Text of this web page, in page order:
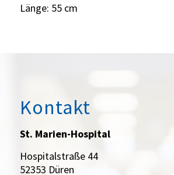
Länge: 55 cm
Kontakt
St. Marien-Hospital
Hospitalstraße 44
52353 Düren